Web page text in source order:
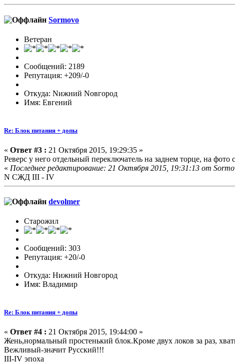
Sormovo
Ветеран
Сообщений: 2189
Репутация: +209/-0
Откуда: Nижний Nовгород
Имя: Евгений
Re: Блок питания + допы
« Ответ #3 : 21 Октября 2015, 19:29:35 »
Реверс у него отдельный переключатель на заднем торце, на фото
« Последнее редактирование: 21 Октября 2015, 19:31:13 от
N СЖД III - IV
devolmer
Старожил
Сообщений: 303
Репутация: +20/-0
Откуда: Нижний Новгород
Имя: Владимир
Re: Блок питания + допы
« Ответ #4 : 21 Октября 2015, 19:44:00 »
Жень,нормальный простенький блок.Кроме двух локов за раз,
Вежливый-значит Русский!!!
III-IV эпоха